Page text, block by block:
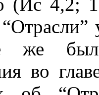
же
во